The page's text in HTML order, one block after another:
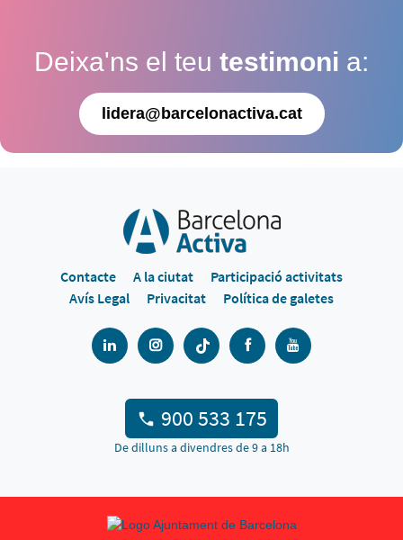
Deixa'ns el teu testimoni a:
lidera@barcelonactiva.cat
Contacte A la ciutat
Participació activitats
Avís Legal
Privacitat Política de galetes
900 533 175
De dilluns a divendres de 9 a 18h